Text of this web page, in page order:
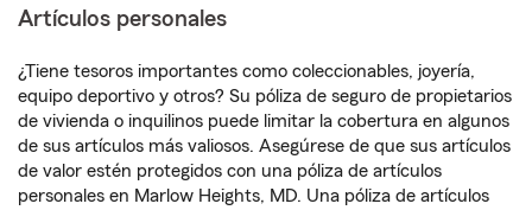
Artículos personales
¿Tiene tesoros importantes como coleccionables, joyería,
equipo deportivo y otros? Su póliza de seguro de propietarios
de vivienda o inquilinos puede limitar la cobertura en algunos
de sus artículos más valiosos. Asegúrese de que sus artículos
de valor estén protegidos con una póliza de artículos
personales en Marlow Heights, MD. Una póliza de artículos